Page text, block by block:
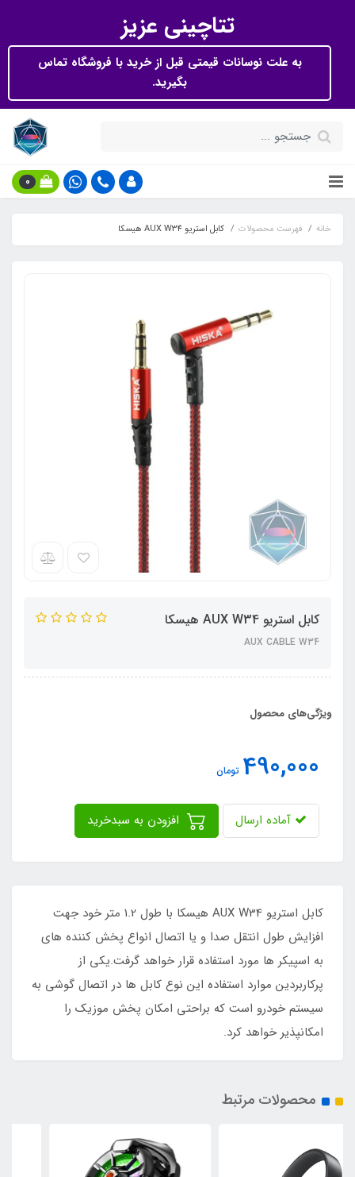
تتاچینی عزیز
به علت نوسانات قیمتی قبل از خرید با فروشگاه تماس
بگیرید.
0
خانه فهرست محصولات کابل استریو AUX W34 هیسکا
کابل استریو AUX W34 هیسکا
AUX CABLE W34
ویژگی‌های محصول
490,000 تومان
آماده ارسال
کابل استریو AUX W34 هیسکا با طول 1.2 متر خود جهت
افزایش طول انتقل صدا و یا اتصال انواع پخش کننده های
به اسپیکر ها مورد استفاده قرار خواهد گرفت.یکی از
پرکاربردین موارد استفاده این نوع کابل ها در اتصال گوشی به
سیستم خودرو است که براحتی امکان پخش موزیک را
امکانپذیر خواهد کرد.
محصولات مرتبط